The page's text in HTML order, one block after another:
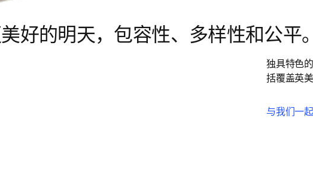
好的明天，包容性、多样性和公平。
独具特色
括覆盖英
与我们一